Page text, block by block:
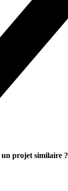
un projet similaire ?